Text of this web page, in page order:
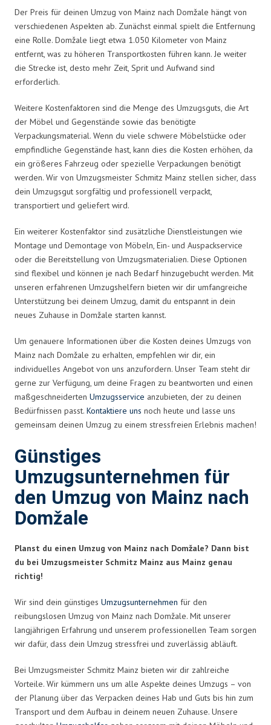
Der Preis für deinen Umzug von Mainz nach Domžale hängt von
verschiedenen Aspekten ab. Zunächst einmal spielt die Entfernung
eine Rolle. Domžale liegt etwa 1.050 Kilometer von Mainz
entfernt, was zu höheren Transportkosten führen kann. Je weiter
die Strecke ist, desto mehr Zeit, Sprit und Aufwand sind
erforderlich.
Weitere Kostenfaktoren sind die Menge des Umzugsguts, die Art
der Möbel und Gegenstände sowie das benötigte
Verpackungsmaterial. Wenn du viele schwere Möbelstücke oder
empfindliche Gegenstände hast, kann dies die Kosten erhöhen, da
ein größeres Fahrzeug oder spezielle Verpackungen benötigt
werden. Wir von Umzugsmeister Schmitz Mainz stellen sicher, dass
dein Umzugsgut sorgfältig und professionell verpackt,
transportiert und geliefert wird.
Ein weiterer Kostenfaktor sind zusätzliche Dienstleistungen wie
Montage und Demontage von Möbeln, Ein- und Auspackservice
oder die Bereitstellung von Umzugsmaterialien. Diese Optionen
sind flexibel und können je nach Bedarf hinzugebucht werden. Mit
unseren erfahrenen Umzugshelfern bieten wir dir umfangreiche
Unterstützung bei deinem Umzug, damit du entspannt in dein
neues Zuhause in Domžale starten kannst.
Um genauere Informationen über die Kosten deines Umzugs von
Mainz nach Domžale zu erhalten, empfehlen wir dir, ein
individuelles Angebot von uns anzufordern. Unser Team steht dir
gerne zur Verfügung, um deine Fragen zu beantworten und einen
maßgeschneiderten Umzugsservice anzubieten, der zu deinen
Bedürfnissen passt. Kontaktiere uns noch heute und lasse uns
gemeinsam deinen Umzug zu einem stressfreien Erlebnis machen!
Günstiges
Umzugsunternehmen für
den Umzug von Mainz nach
Domžale
Planst du einen Umzug von Mainz nach Domžale? Dann bist
du bei Umzugsmeister Schmitz Mainz aus Mainz genau
richtig!
Wir sind dein günstiges Umzugsunternehmen für den
reibungslosen Umzug von Mainz nach Domžale. Mit unserer
langjährigen Erfahrung und unserem professionellen Team sorgen
wir dafür, dass dein Umzug stressfrei und zuverlässig abläuft.
Bei Umzugsmeister Schmitz Mainz bieten wir dir zahlreiche
Vorteile. Wir kümmern uns um alle Aspekte deines Umzugs – von
der Planung über das Verpacken deines Hab und Guts bis hin zum
Transport und dem Aufbau in deinem neuen Zuhause. Unsere